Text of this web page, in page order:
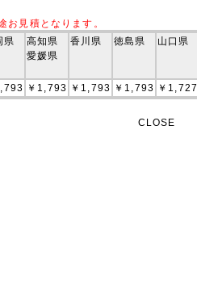
見積となります。
県
高知県
愛媛県
香川県 徳島県 山口県
￥1,793 ￥1,793 ￥1,793 ￥1,727
CLOSE